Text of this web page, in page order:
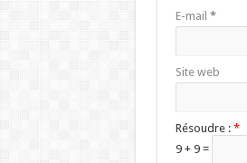
E-mail *
Site web
Résoudre : *
9 + 9 =